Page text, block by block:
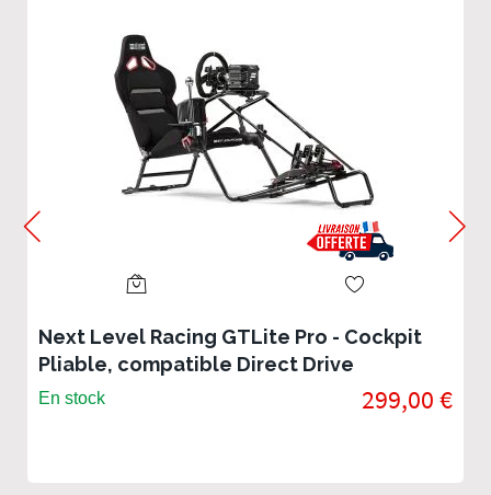
Next Level Racing GTLite Pro - Cockpit
Pliable, compatible Direct Drive
En stock 299,00 €